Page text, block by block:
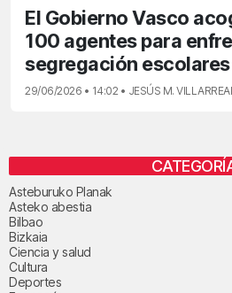
El Gobierno Vasco
100 agentes para
segregación escolares
29/06/2026 • 14:02 • JESÚS M. VILLARREAL
Asteburuko Planak
Asteko abestia
Bilbao
Bizkaia
Ciencia y salud
Cultura
Deportes